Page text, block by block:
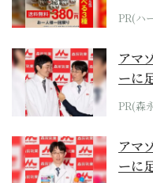
PR(ハ
アマ
ーに
PR(森
アマ
ーに